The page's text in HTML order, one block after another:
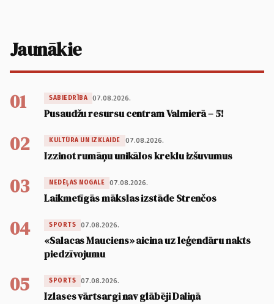
Jaunākie
01 SABIEDRĪBA 07.08.2026.
Pusaudžu resursu centram Valmierā – 5!
02 KULTŪRA UN IZKLAIDE 07.08.2026.
Izzinot rumāņu unikālos kreklu izšuvumus
03 NEDĒĻAS NOGALE 07.08.2026.
Laikmetīgās mākslas izstāde Strenčos
04 SPORTS 07.08.2026.
«Salacas Mauciens» aicina uz leģendāru nakts
piedzīvojumu
05 SPORTS 07.08.2026.
Izlases vārtsargi nav glābēji Daliņā